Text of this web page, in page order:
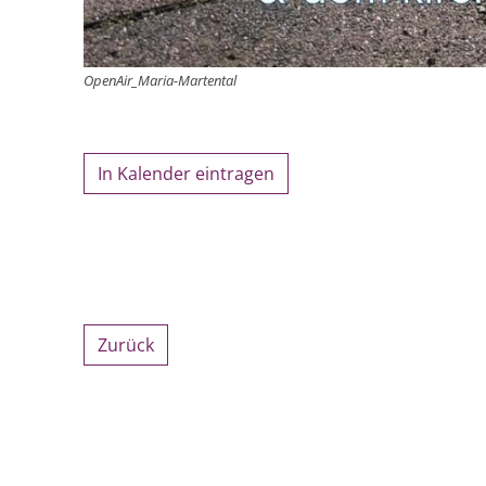
OpenAir_Maria-Martental
In Kalender eintragen
Zurück